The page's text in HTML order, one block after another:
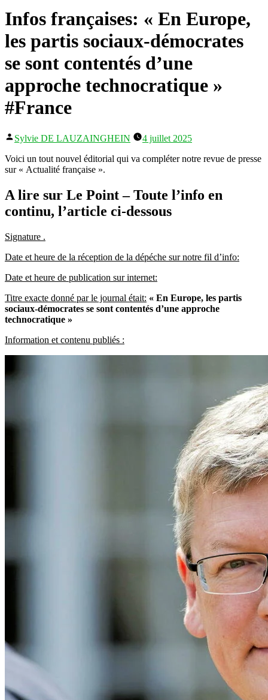
Infos françaises: « En Europe,
les partis sociaux-démocrates
se sont contentés d’une
approche technocratique »
#France
Publié
Sylvie DE LAUZAINGHEIN
4 juillet 2025
Voici un tout nouvel éditorial qui va compléter notre revue de presse
sur « Actualité française ».
A lire sur Le Point – Toute l’info en
continu, l’article ci-dessous
Signature .
Date et heure de la réception de la dépéche sur notre fil d’info:
Date et heure de publication sur internet:
Titre exacte donné par le journal était: « En Europe, les partis
sociaux-démocrates se sont contentés d’une approche
technocratique »
Information et contenu publiés :